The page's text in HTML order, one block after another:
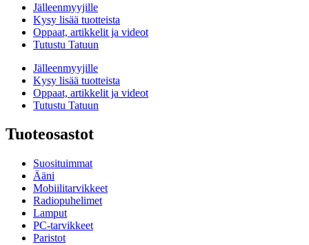
Jälleenmyyjille
Kysy lisää tuotteista
Oppaat, artikkelit ja videot
Tutustu Tatuun
Jälleenmyyjille
Kysy lisää tuotteista
Oppaat, artikkelit ja videot
Tutustu Tatuun
Tuoteosastot
Suosituimmat
Ääni
Mobiilitarvikkeet
Radiopuhelimet
Lamput
PC-tarvikkeet
Paristot